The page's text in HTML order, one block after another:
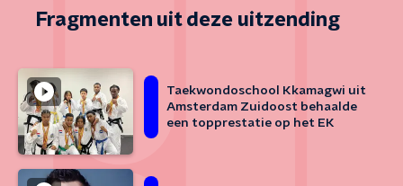
Fragmenten uit deze uitzending
Taekwondoschool Kkamagwi uit
Amsterdam Zuidoost behaalde
een topprestatie op het EK